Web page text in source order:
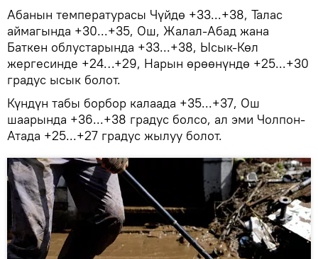
Абанын температурасы Чүйдө +33...+38, Талас
аймагында +30...+35, Ош, Жалал-Абад жана
Баткен облустарында +33...+38, Ысык-Көл
жергесинде +24…+29, Нарын өрөөнүндө +25...+30
градус ысык болот.
Күндүн табы борбор калаада +35...+37, Ош
шаарында +36...+38 градус болсо, ал эми Чолпон-
Атада +25...+27 градус жылуу болот.